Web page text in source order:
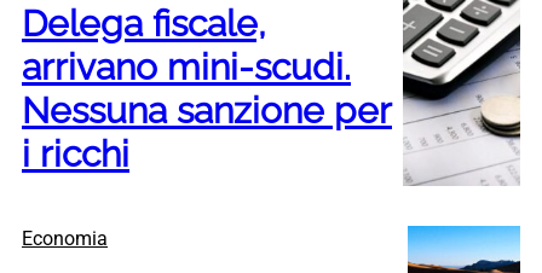
Delega fiscale,
arrivano mini-scudi.
Nessuna sanzione per
i ricchi
Economia